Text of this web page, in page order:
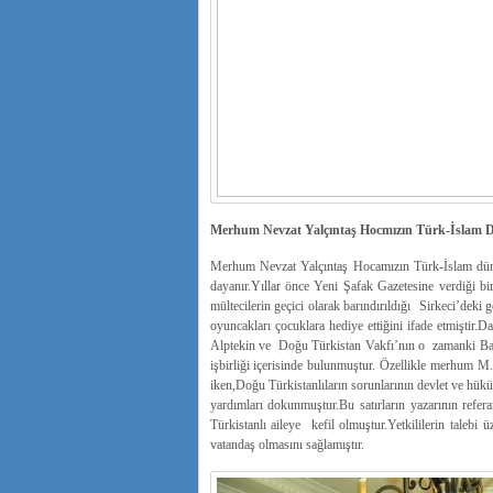
Merhum Nevzat Yalçıntaş Hocmızın Türk-
Merhum Nevzat Yalçıntaş Hocamızın Türk-İslam
dayanır.Yıllar önce Yeni Şafak Gazetesine verdiği
mültecilerin geçici olarak barındırıldığı
oyuncakları çocuklara hediye ettiğini ifade
Alptekin ve Doğu Türkistan Vakfı’nın o zamanki
işbirliği içerisinde bulunmuştur. Özellikle merhum
iken,Doğu Türkistanlıların sorunlarının devlet ve
yardımları dokunmuştur.Bu satırların yazarının
Türkistanlı aileye kefil olmuştur.Yetkililerin talebi
vatandaş olmasını sağlamıştır.